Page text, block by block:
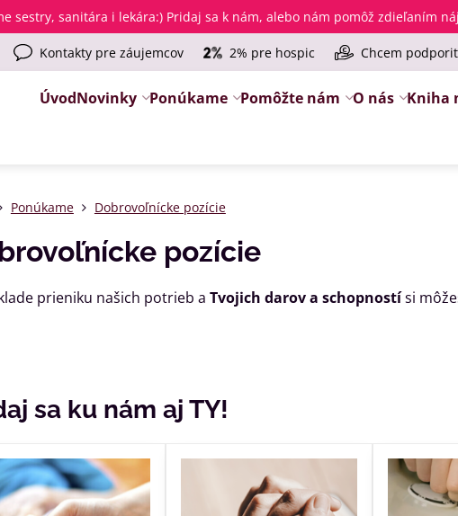
sestry, sanitára i lekára:) Pridaj sa k nám, alebo nám pomôž zdieľaním
Kontakty pre záujemcov 2% pre hospic Chcem podporiť
ÚvodNovinky Ponúkame Pomôžte nám O nás Kniha
Ponúkame Dobrovoľnícke pozície
pozície
prieniku našich potrieb a Tvojich darov a schopnostísi
sa ku nám aj TY!